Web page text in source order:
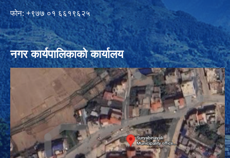
फोन: +९७७ ०१ ६६१९६२५
नगर कार्यपालिकाको कार्यालय